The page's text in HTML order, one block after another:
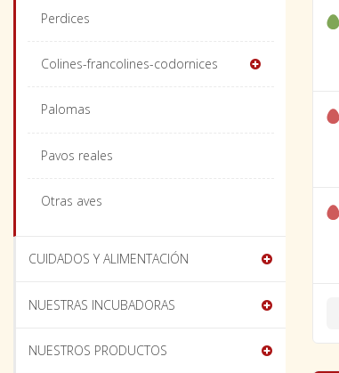
Perdices
Colines-francolines-codornices
Palomas
Pavos reales
Otras aves
CUIDADOS Y ALIMENTACIÓN
NUESTRAS INCUBADORAS
NUESTROS PRODUCTOS